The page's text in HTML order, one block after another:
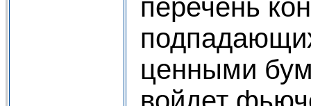
перечень
ценными